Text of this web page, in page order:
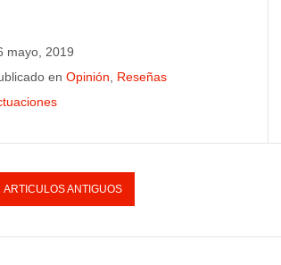
mayo, 2019
enOpinión
Reseñas
ARTICULOS ANTIGUOS